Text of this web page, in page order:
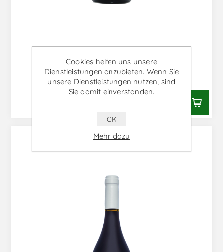
Carlos Reynolds - Weißwein
Ab €11,48 inkl. MwSt.
Cookies helfen uns unsere
Dienstleistungen anzubieten. Wenn Sie
unsere Dienstleistungen nutzen, sind
Sie damit einverstanden.
OK
Mehr dazu